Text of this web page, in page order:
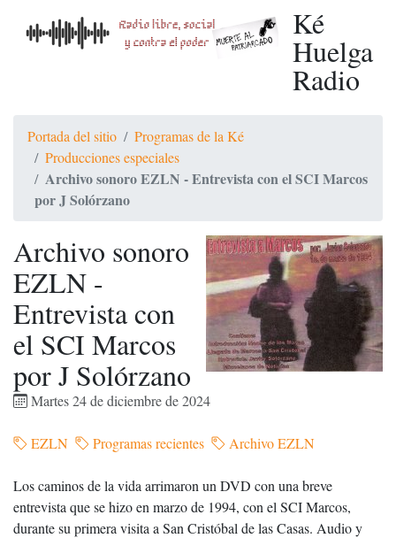
Ké
Huelga
Radio
Portada del sitio
Programas de la Ké
Producciones especiales
Archivo sonoro EZLN - Entrevista con el SCI Marcos
por J Solórzano
Archivo sonoro
EZLN -
Entrevista con
el SCI Marcos
por J Solórzano
Martes 24 de diciembre de 2024
EZLN Programas recientes Archivo EZLN
Los caminos de la vida arrimaron un DVD con una breve
entrevista que se hizo en marzo de 1994, con el SCI Marcos,
durante su primera visita a San Cristóbal de las Casas. Audio y